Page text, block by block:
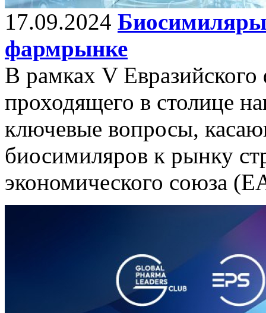
17.09.2024 Биосимиляры
фармрынке
В рамках V
проходящего в столице
ключевые вопросы,
биосимиляров к рынку
экономического союза